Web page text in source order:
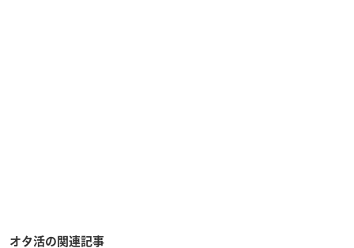
オタ活の関連記事